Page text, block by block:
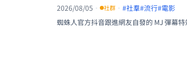
2026/08/05 · 社群 · #社羣#流行#電影
蜘蛛人官方抖音跟進網友自發的 MJ 彈幕